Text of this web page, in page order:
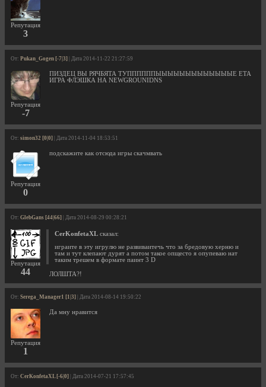
Репутация
3
От: Pukan_Gogen [-7|3] | Дата 2014-11-22 21:27:59
Репутация
-7
ПИЗДЕЦ ВЫ РЯЧБЯТА ТУППППППЫЫЫЫЫЫЫЫЫЫЫЫЫЕ ЕТА
ИГРА ФЛЭШКА НА NEWGROUNIDNS
От: simon32 [0|0] | Дата 2014-11-04 18:53:51
Репутация
0
подскажите как отсюда игры скачмвать
От: GlebGans [44|66] | Дата 2014-08-29 00:28:21
Репутация
44
CerKonfetaXL сказал:
играите в эту игрулю не развиваитечь что за бредовую херню и
там и тут клепают дурят а потом такое опщесто я опупеваю нат
таким трешем в формате паинт 3 D
ЛОЛШТА?!
От: Serega_Manager1 [1|3] | Дата 2014-08-14 19:50:22
Репутация
1
Да мну нравится
От: CerKonfetaXL [-6|0] | Дата 2014-07-21 17:57:45